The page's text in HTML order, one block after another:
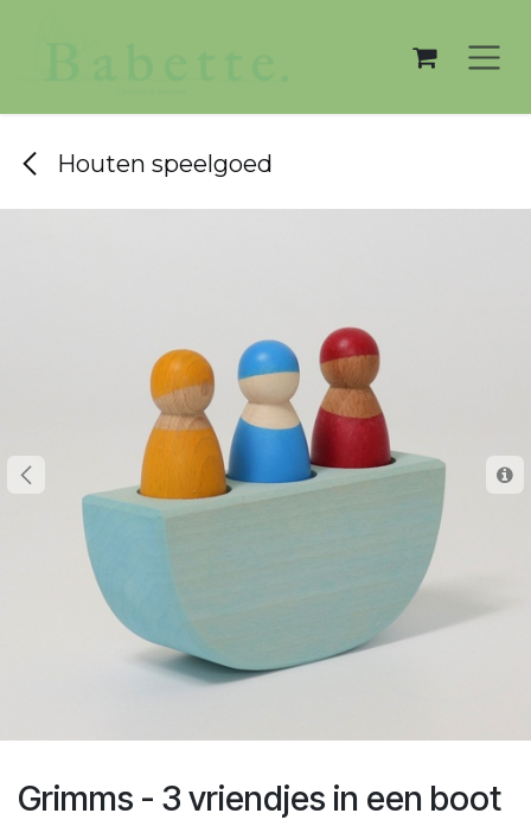
Houten speelgoed
Grimms - 3 vriendjes in een boot